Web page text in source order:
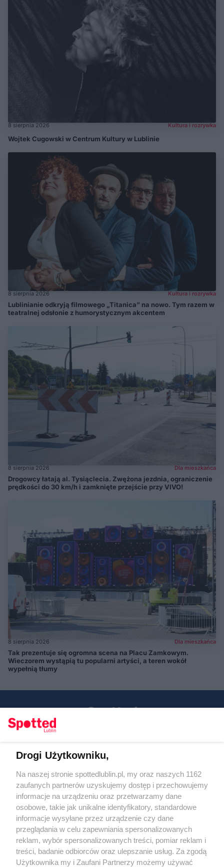
8 sierpnia 2026 Kultura i rozrywka
Wojtek Cugowski w Centrum Kultury w Lublinie
8 sierpnia 2026 Kultura i rozrywka
Lublinianie odkryją filmowego „Titanica” na nowo. Tym razem w
teatralnej odsłonie z humorystycznym akcentem
8 sierpnia 2026 Dla mieszkańca
Drogowcy łatają al. Tysiąclecia. Zwężona jezdnia, ograniczenie
prędkości do 30 km/h i zamknięte przejście przy VIVO!
8 sierpnia 2026 Dla mieszkańca
Tak prezentuje się ogromna scena na Placu Zamkowym.
Wieczorem wystąpią tu popularni artyści, a teren wokół
wypełnią tłumy
KATEGORIE
OGŁOSZENIA
Regulamin
Polityka prywatności
RODO
Warunki korzystania z treści
Drogi Użytkowniku,
Na naszej stronie spottedlublin.pl, my oraz naszych 1162
zaufanych partnerów uzyskujemy dostęp i przechowujemy
informacje na urządzeniu oraz przetwarzamy dane
osobowe, takie jak unikalne identyfikatory, standardowe
informacje wysyłane przez urządzenie czy dane
przeglądania w celu zapewniania spersonalizowanych
reklam, wybór spersonalizowanych treści, pomiar reklam i
treści, badanie odbiorców oraz ulepszanie usług. Za zgodą
Użytkownika my i Zaufani Partnerzy możemy używać